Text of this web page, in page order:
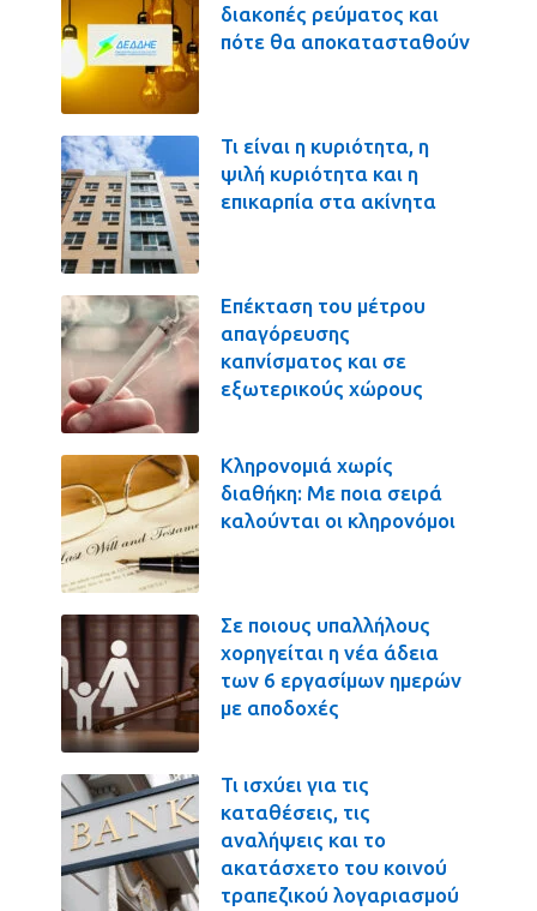
διακοπές ρεύματος και
πότε θα αποκατασταθούν
Τι είναι η κυριότητα, η
ψιλή κυριότητα και η
επικαρπία στα ακίνητα
Επέκταση του μέτρου
απαγόρευσης
καπνίσματος και σε
εξωτερικούς χώρους
Κληρονομιά χωρίς
διαθήκη: Με ποια σειρά
καλούνται οι κληρονόμοι
Σε ποιους υπαλλήλους
χορηγείται η νέα άδεια
των 6 εργασίμων ημερών
με αποδοχές
Τι ισχύει για τις
καταθέσεις, τις
αναλήψεις και το
ακατάσχετο του κοινού
τραπεζικού λογαριασμού